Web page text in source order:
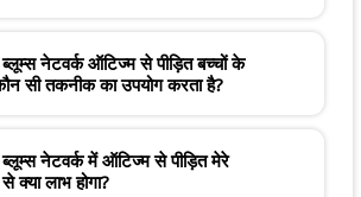
नेटवर्क ऑटिज्म से पीड़ित बच्चों के
सी तकनीक का उपयोग करता है?
नेटवर्क में ऑटिज्म से पीड़ित मेरे
क्या लाभ होगा?